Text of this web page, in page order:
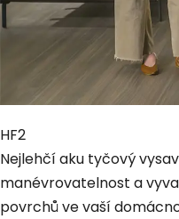
HF2
Nejlehčí aku tyčový
manévrovatelnost a
povrchů ve vaší